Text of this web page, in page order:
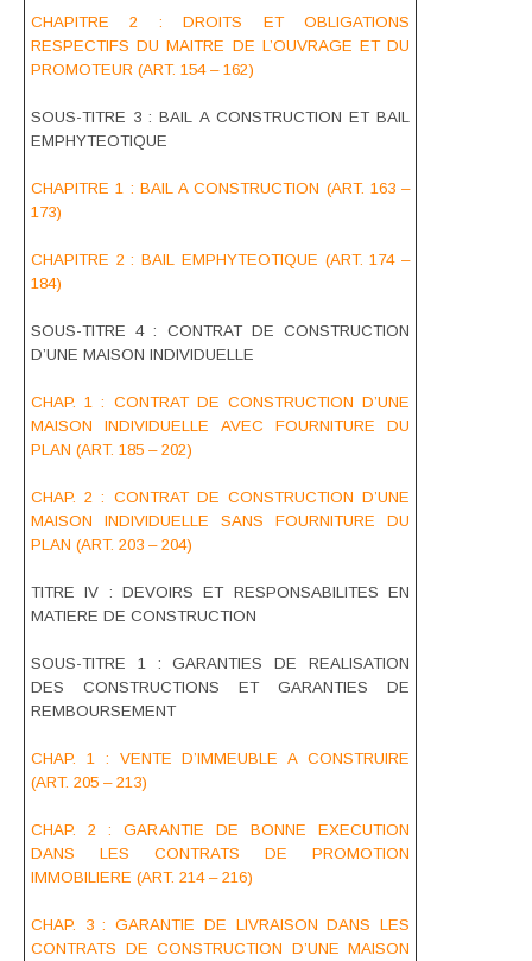
CHAPITRE 2 : DROITS ET OBLIGATIONS
RESPECTIFS DU MAITRE DE L’OUVRAGE ET DU
PROMOTEUR (ART. 154 – 162)
SOUS-TITRE 3 : BAIL A CONSTRUCTION ET BAIL
EMPHYTEOTIQUE
CHAPITRE 1 : BAIL A CONSTRUCTION (ART. 163 –
173)
CHAPITRE 2 : BAIL EMPHYTEOTIQUE (ART. 174 –
184)
SOUS-TITRE 4 : CONTRAT DE CONSTRUCTION
D’UNE MAISON INDIVIDUELLE
CHAP. 1 : CONTRAT DE CONSTRUCTION D’UNE
MAISON INDIVIDUELLE AVEC FOURNITURE DU
PLAN (ART. 185 – 202)
CHAP. 2 : CONTRAT DE CONSTRUCTION D’UNE
MAISON INDIVIDUELLE SANS FOURNITURE DU
PLAN (ART. 203 – 204)
TITRE IV : DEVOIRS ET RESPONSABILITES EN
MATIERE DE CONSTRUCTION
SOUS-TITRE 1 : GARANTIES DE REALISATION
DES CONSTRUCTIONS ET GARANTIES DE
REMBOURSEMENT
CHAP. 1 : VENTE D’IMMEUBLE A CONSTRUIRE
(ART. 205 – 213)
CHAP. 2 : GARANTIE DE BONNE EXECUTION
DANS LES CONTRATS DE PROMOTION
IMMOBILIERE (ART. 214 – 216)
CHAP. 3 : GARANTIE DE LIVRAISON DANS LES
CONTRATS DE CONSTRUCTION D’UNE MAISON